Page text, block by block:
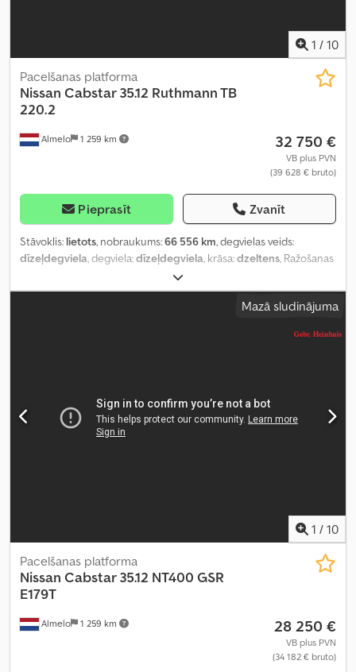
1 / 10
Almelo 1 259 km
Pacelšanas platforma
Nissan Cabstar 35.12 Ruthmann TB
220.2
32 750 €
VB plus PVN
(39 628 € bruto)
Pieprasīt Zvanīt
Stāvoklis: lietots, nobraukums:66 556 km, degvielas veids:
dīzeļdegviela , degviela:dīzeļdegviela , krāsa:dzeltens , Ražošanas
Mazā sludinājuma
1 / 10
Almelo 1 259 km
Pacelšanas platforma
Nissan Cabstar 35.12 NT400 GSR
E179T
28 250 €
VB plus PVN
(34 182 € bruto)